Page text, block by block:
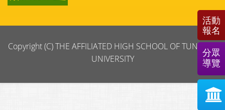
Copyright (C) THE AFFILIATED HIGH SCHOOL OF TUNGHAI
UNIVERSITY
活動
報名
分眾
導覽